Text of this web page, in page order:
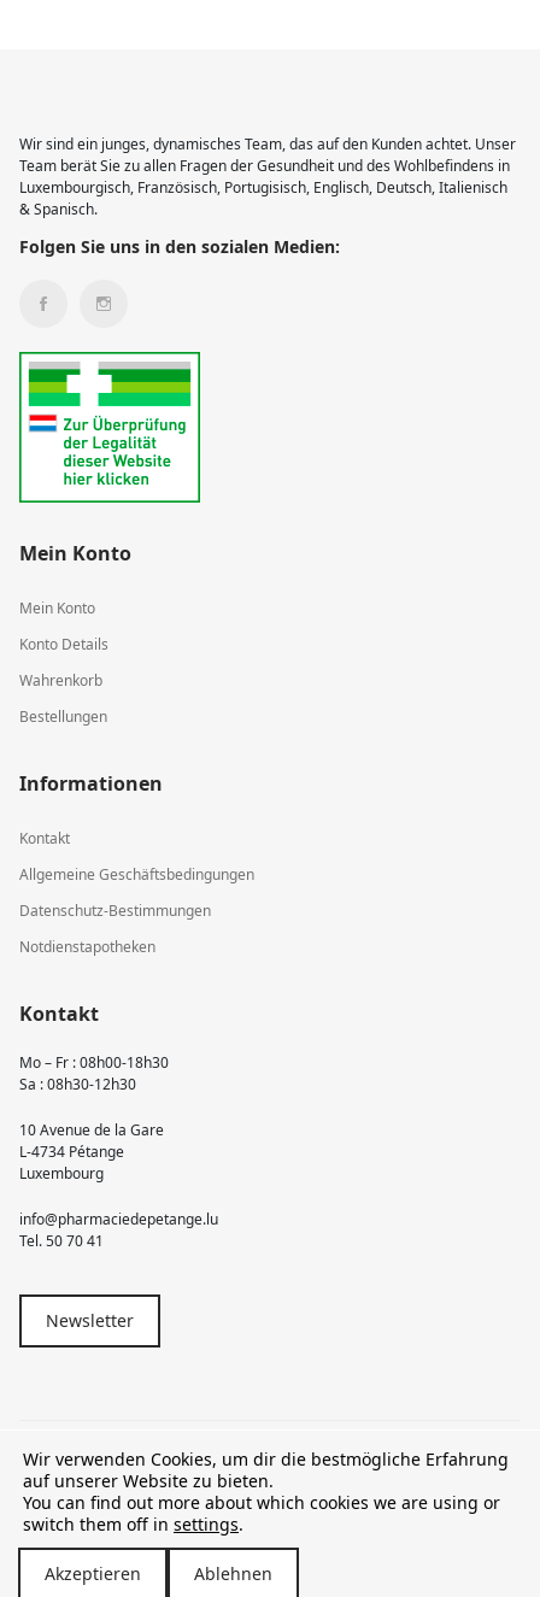
Wir sind ein junges, dynamisches Team, das auf den Kunden achtet. Unser
Team berät Sie zu allen Fragen der Gesundheit und des Wohlbefindens in
Luxembourgisch, Französisch, Portugisisch, Englisch, Deutsch, Italienisch
& Spanisch.
Folgen Sie uns in den sozialen Medien:
Mein Konto
Mein Konto
Konto Details
Wahrenkorb
Bestellungen
Informationen
Kontakt
Allgemeine Geschäftsbedingungen
Datenschutz-Bestimmungen
Notdienstapotheken
Kontakt
Mo – Fr : 08h00-18h30
Sa : 08h30-12h30
10 Avenue de la Gare
L-4734 Pétange
Luxembourg
info@pharmaciedepetange.lu
Tel.50 70 41
Newsletter
© 2026 Pharmacie Pétange
TVA LU15581262
Wir verwenden Cookies, um dir die bestmögliche Erfahrung
auf unserer Website zu bieten.
You can find out more about which cookies we are using or
switch them off in settings.
Akzeptieren Ablehnen